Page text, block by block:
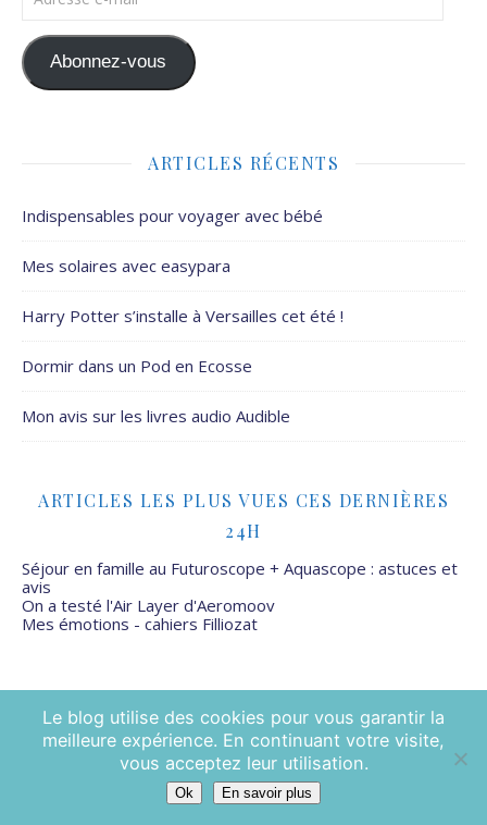
Abonnez-vous
ARTICLES RÉCENTS
Indispensables pour voyager avec bébé
Mes solaires avec easypara
Harry Potter s’installe à Versailles cet été !
Dormir dans un Pod en Ecosse
Mon avis sur les livres audio Audible
ARTICLES LES PLUS VUES CES DERNIÈRES
24H
Séjour en famille au Futuroscope + Aquascope : astuces et
avis
On a testé l'Air Layer d'Aeromoov
Mes émotions - cahiers Filliozat
Mamans Mais Pas Que - 2026 ©
Le blog utilise des cookies pour vous garantir la
meilleure expérience. En continuant votre visite,
vous acceptez leur utilisation.
Ok En savoir plus